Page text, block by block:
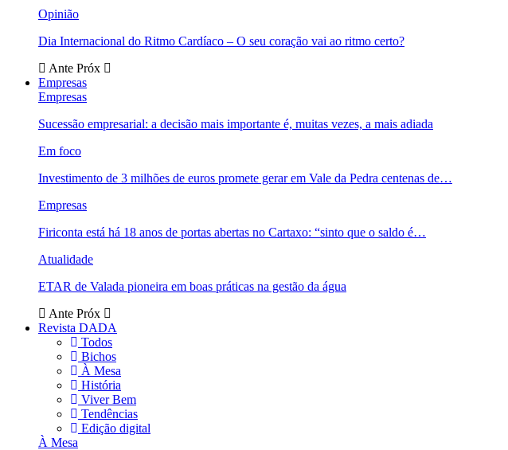
Opinião
Dia Internacional do Ritmo Cardíaco – O seu coração vai ao ritmo certo?
Ante Próx
Empresas
Empresas
Sucessão empresarial: a decisão mais importante é, muitas vezes, a mais adiada
Em foco
Investimento de 3 milhões de euros promete gerar em Vale da Pedra centenas de…
Empresas
Firiconta está há 18 anos de portas abertas no Cartaxo: “sinto que o saldo é…
Atualidade
ETAR de Valada pioneira em boas práticas na gestão da água
Ante Próx
Revista DADA
Todos
Bichos
À Mesa
História
Viver Bem
Tendências
Edição digital
À Mesa